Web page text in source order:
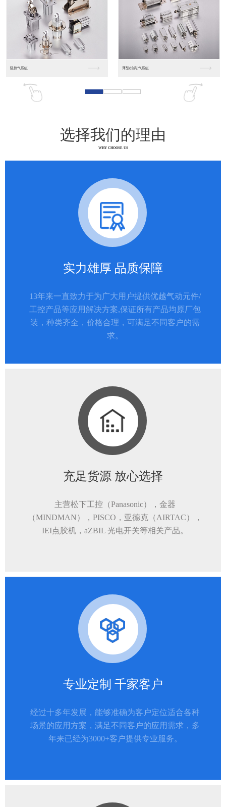
松下人机界面DP10... 数字光钎传感器FX-...
选择我们的理由
WHY CHOOSE US
实力雄厚 品质保障
13年来一直致力于为广大用户提供优越气动元件/
工控产品等应用解决方案,保证所有产品均原厂包
装，种类齐全，价格合理，可满足不同客户的需
求。
充足货源 放心选择
主营松下工控（Panasonic），金器
（MINDMAN），PISCO，亚德克（AIRTAC），
IEI点胶机，aZBIL 光电开关等相关产品。
专业定制 千家客户
经过十多年发展，能够准确为客户定位适合各种
场景的应用方案，满足不同客户的应用需求，多
年来已经为3000+客户提供专业服务。